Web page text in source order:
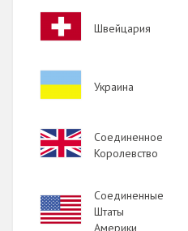
Image
Швейцария
Украина
Image
Соединенное
Королевство
Image
Соединенные
Штаты
Америки